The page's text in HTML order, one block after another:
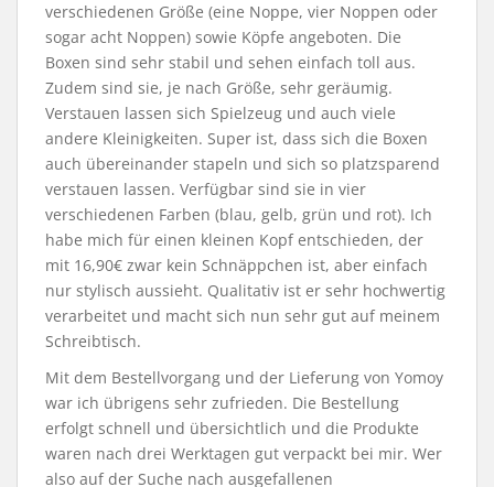
verschiedenen Größe (eine Noppe, vier Noppen oder
sogar acht Noppen) sowie Köpfe angeboten. Die
Boxen sind sehr stabil und sehen einfach toll aus.
Zudem sind sie, je nach Größe, sehr geräumig.
Verstauen lassen sich Spielzeug und auch viele
andere Kleinigkeiten. Super ist, dass sich die Boxen
auch übereinander stapeln und sich so platzsparend
verstauen lassen. Verfügbar sind sie in vier
verschiedenen Farben (blau, gelb, grün und rot). Ich
habe mich für einen kleinen Kopf entschieden, der
mit 16,90€ zwar kein Schnäppchen ist, aber einfach
nur stylisch aussieht. Qualitativ ist er sehr hochwertig
verarbeitet und macht sich nun sehr gut auf meinem
Schreibtisch.
Mit dem Bestellvorgang und der Lieferung von Yomoy
war ich übrigens sehr zufrieden. Die Bestellung
erfolgt schnell und übersichtlich und die Produkte
waren nach drei Werktagen gut verpackt bei mir. Wer
also auf der Suche nach ausgefallenen